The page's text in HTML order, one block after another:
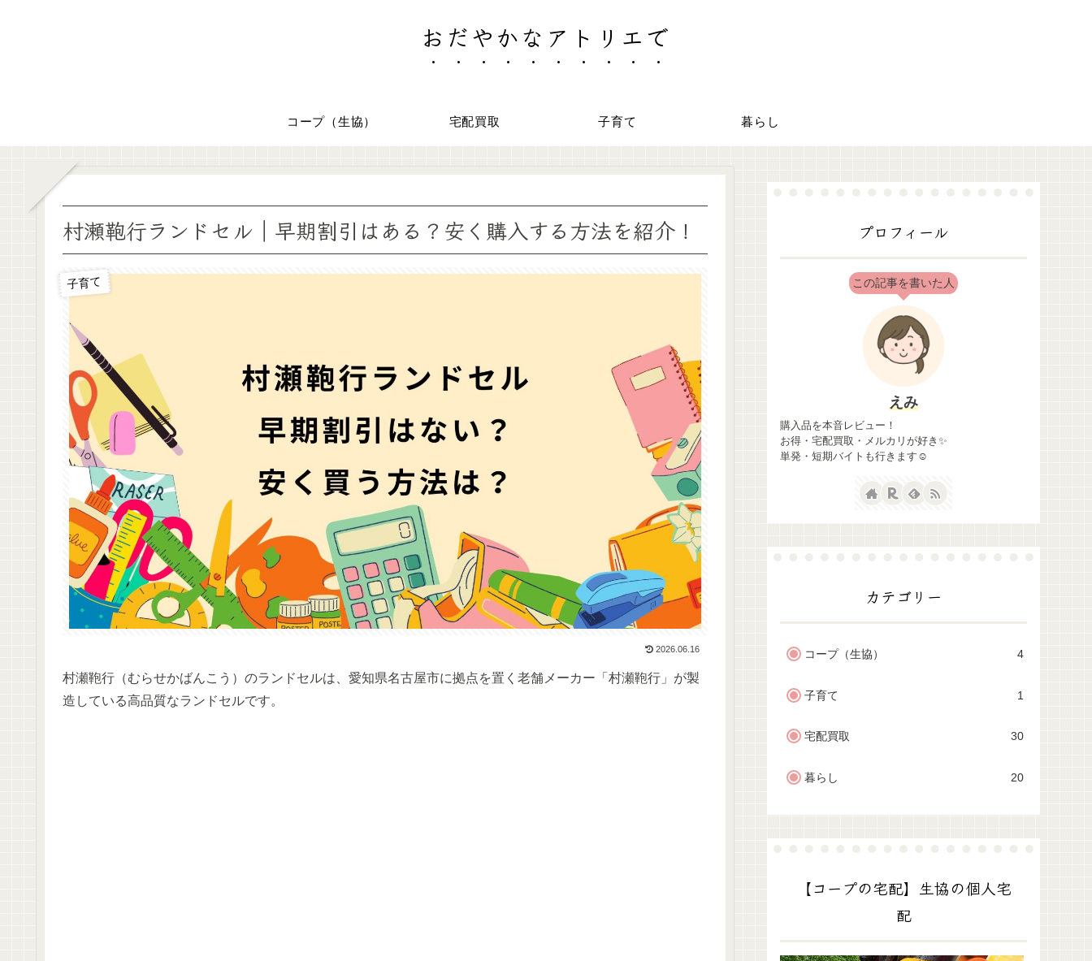
おだやかなアトリエで
コープ（生協） 宅配買取 子育て 暮らし
村瀬鞄行ランドセル｜早期割引はある？安く購入する方法を紹介！
子育て
2026.06.16
村瀬鞄行（むらせかばんこう）のランドセルは、愛知県名古屋市に拠点を置く老舗メーカー「村瀬鞄行」が製
造している高品質なランドセルです。
プロフィール
この記事を書いた人
えみ
購入品を本音レビュー！
お得・宅配買取・メルカリが好き✨
単発・短期バイトも行きます☺
カテゴリー
コープ（生協） 4
子育て 1
宅配買取 30
暮らし 20
【コープの宅配】生協の個人宅
配